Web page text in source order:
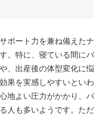
ポート力を兼ね備えたナ
。特に、寝ている間にバ
、出産後の体型変化に悩
果を実感しやすいといわ
地よい圧力がかかり、バ
人も多いようです。ただ